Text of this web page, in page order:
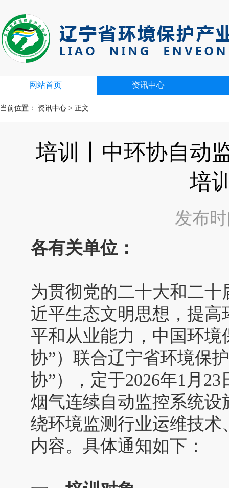
网站首页 资讯中心
当前位置： 资讯中心 > 正文
培训丨中环协自动
培
发布
各有关单位：
为贯彻党的二十大和二
近平生态文明思想，提
平和从业能力，中国环境
协”）联合辽宁省环境保
协”），定于2026年1月
烟气连续自动监控系统
绕环境监测行业运维技
内容。具体通知如下：